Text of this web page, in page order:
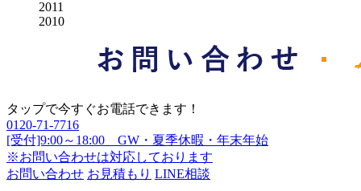
2011
2010
タップで今すぐお電話できます！
0120-71-7716
[受付]9:00～18:00 GW・夏季休暇・年末年始
※お問い合わせは対応しております
お問い合わせ お見積もり LINE相談